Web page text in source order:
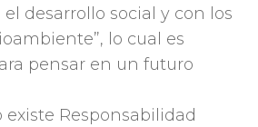
desarrollo social y con los
lo cual es
pensar en un futuro
existe Responsabilidad